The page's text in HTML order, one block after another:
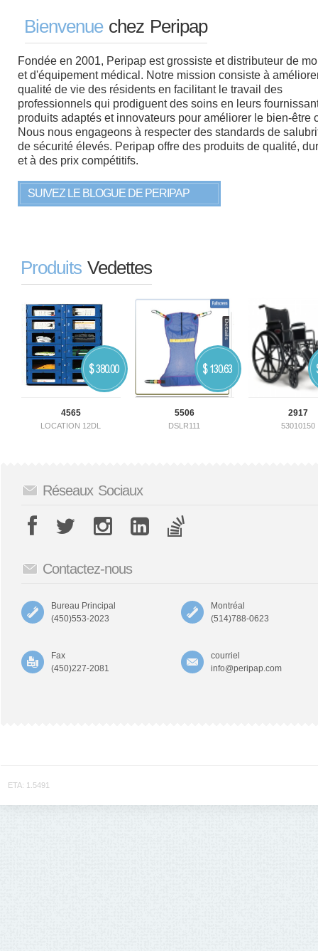
Bienvenue chez Peripap
Fondée en 2001, Peripap est grossiste et distributeur de
et d'équipement médical. Notre mission consiste à
qualité de vie des résidents en facilitant le travail des
professionnels qui prodiguent des soins en leurs
produits adaptés et innovateurs pour améliorer le bien-être
Nous nous engageons à respecter des standards de
de sécurité élevés. Peripap offre des produits de qualité,
et à des prix compétitifs.
SUIVEZ LE BLOGUE DE PERIPAP
Produits Vedettes
4565
LOCATION 12DL
$380.00
5506
DSLR111
$130.63
2917
53010150
Réseaux Sociaux
Contactez-nous
Bureau Principal
(450)553-2023
Montréal
(514)788-0623
Fax
(450)227-2081
courriel
info@peripap.com
ETA: 1.5491